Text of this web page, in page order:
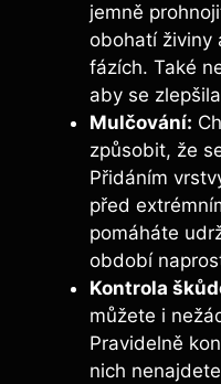
jemně
obohatí živiny
fázích. Také
aby se
Mulčování:
způsobit, že
Přidáním
před
pomáháte
období
Kontrola
můžete i
Pravidelně
nich